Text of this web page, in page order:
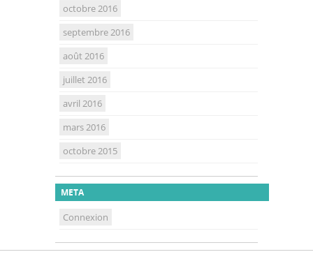
octobre 2016
septembre 2016
août 2016
juillet 2016
avril 2016
mars 2016
octobre 2015
META
Connexion